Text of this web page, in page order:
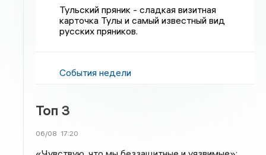
Тульский пряник - сладкая визитная
карточка Тулы и самый известный вид
русских пряников.
События недели
Топ 3
06/08 17:20